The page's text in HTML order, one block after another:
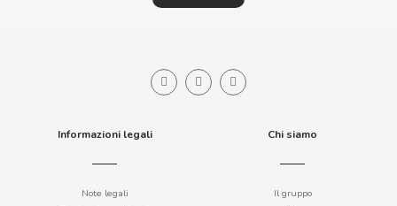
CACAOLAT
Informazioni legali
Note legali
Chi siamo
Il gruppo